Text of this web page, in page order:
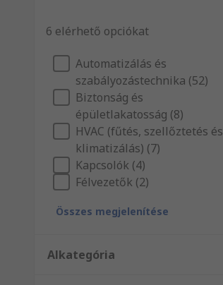
6 elérhető opciókat
Automatizálás és
szabályozástechnika (52)
Biztonság és
épületlakatosság (8)
HVAC (fűtés, szellőztetés és
klimatizálás) (7)
Kapcsolók (4)
Félvezetők (2)
Összes megjelenítése
Alkategória